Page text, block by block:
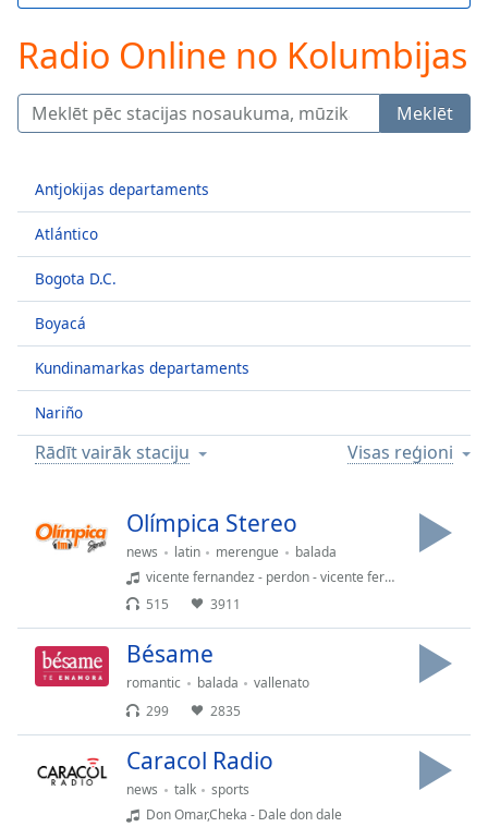
Play
Backward
Forward
Mute
Duration-:-
Loaded:
0.00%
Stream
Seek to
currently
behind
LIVE
Remaining
Time-
Playback
Chapters
Descriptions
descriptions
selected
Radio Online no Kolumbijas
Meklēt
Antjokijas departaments
Atlántico
Bogota D.C.
Boyacá
Kundinamarkas departaments
Nariño
Rādīt vairāk staciju Visas reģioni
Olímpica Stereo
news latin merengue
balada
vicente fernandez - perdon - vicente fernandez
515
3911
Bésame
romantic balada
vallenato
299
2835
Caracol Radio
news talk
sports
Don Omar,Cheka - Dale don dale